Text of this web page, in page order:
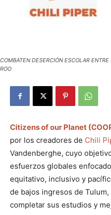
COMBATEN DESERCIÓN ESCOLAR
ROO
Citizens of our Planet
por los creadores de Chili
Vandenberghe, cuyo
esfuerzos globales
equitativo, inclusivo y
de bajos ingresos de Tulum,
completar sus estudios y